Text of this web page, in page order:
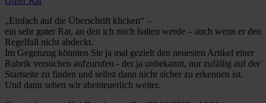
„Einfach auf die Überschrift klicken“ –
ein sehr guter Rat, an den ich mich halten werde – auch wenn er den
Regelfall nicht abdeckt.
Im Gegenzug könnten Sie ja mal gezielt den neuesten Artikel einer
Rubrik versuchen aufzurufen - der ja unbekannt, nur zufällig auf der
Startseite zu finden und selbst dann nicht sicher zu erkennen ist.
Und dann sehen wir abenteuerlich weiter.